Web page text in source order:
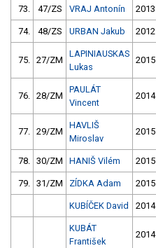
73. 47/ZS VRAJ Antonín 2013
74. 48/ZS URBAN Jakub 2012
75. 27/ZM
LAPINIAUSKAS
Lukas
2015
76. 28/ZM
PAULÁT
Vincent
2014
77. 29/ZM
HAVLIŠ
Miroslav
2015
78. 30/ZM HANIŠ Vilém 2015
79. 31/ZM ZÍDKA Adam 2015
KUBÍČEK David 2014
KUBÁT
František
2014